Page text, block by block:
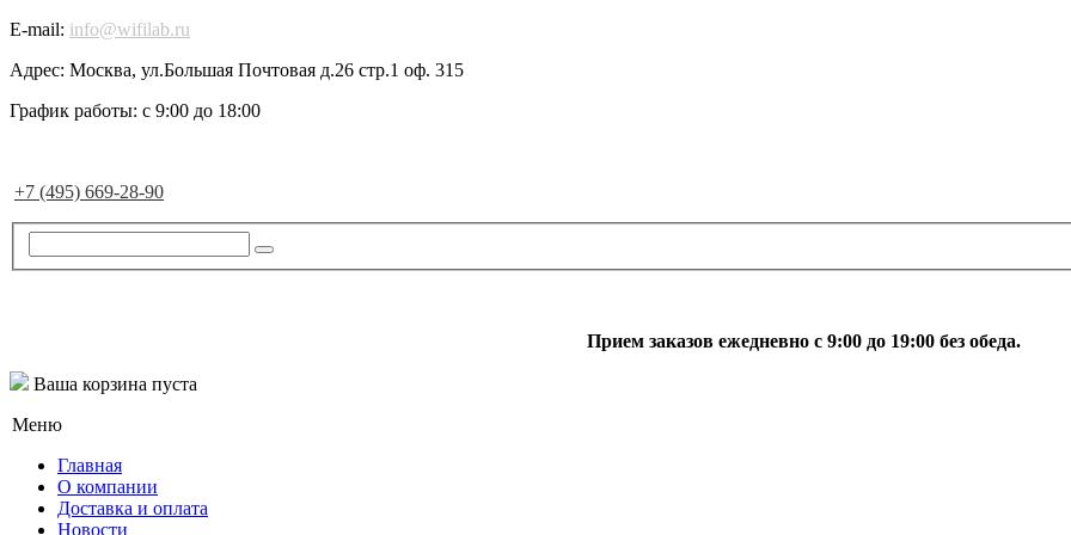
E-mail: info@wifilab.ru
Адрес: Москва, ул.Большая Почтовая д.26 стр.1 оф. 315
График работы: с 9:00 до 18:00
+7 (495) 669-28-90
Прием заказов ежедневно с 9:00 до 19:00 без обеда.
Ваша корзина пуста
Меню
Главная
О компании
Доставка и оплата
Новости